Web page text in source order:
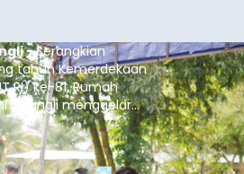
-Serangkian
tahun Kemerdekaan
RI) ke-81, Rumah
B Bangli menggelar
gratis, Rabu